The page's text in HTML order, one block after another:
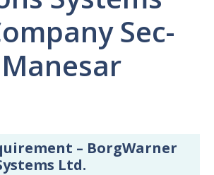
Sec-
– BorgWarner
Ltd.